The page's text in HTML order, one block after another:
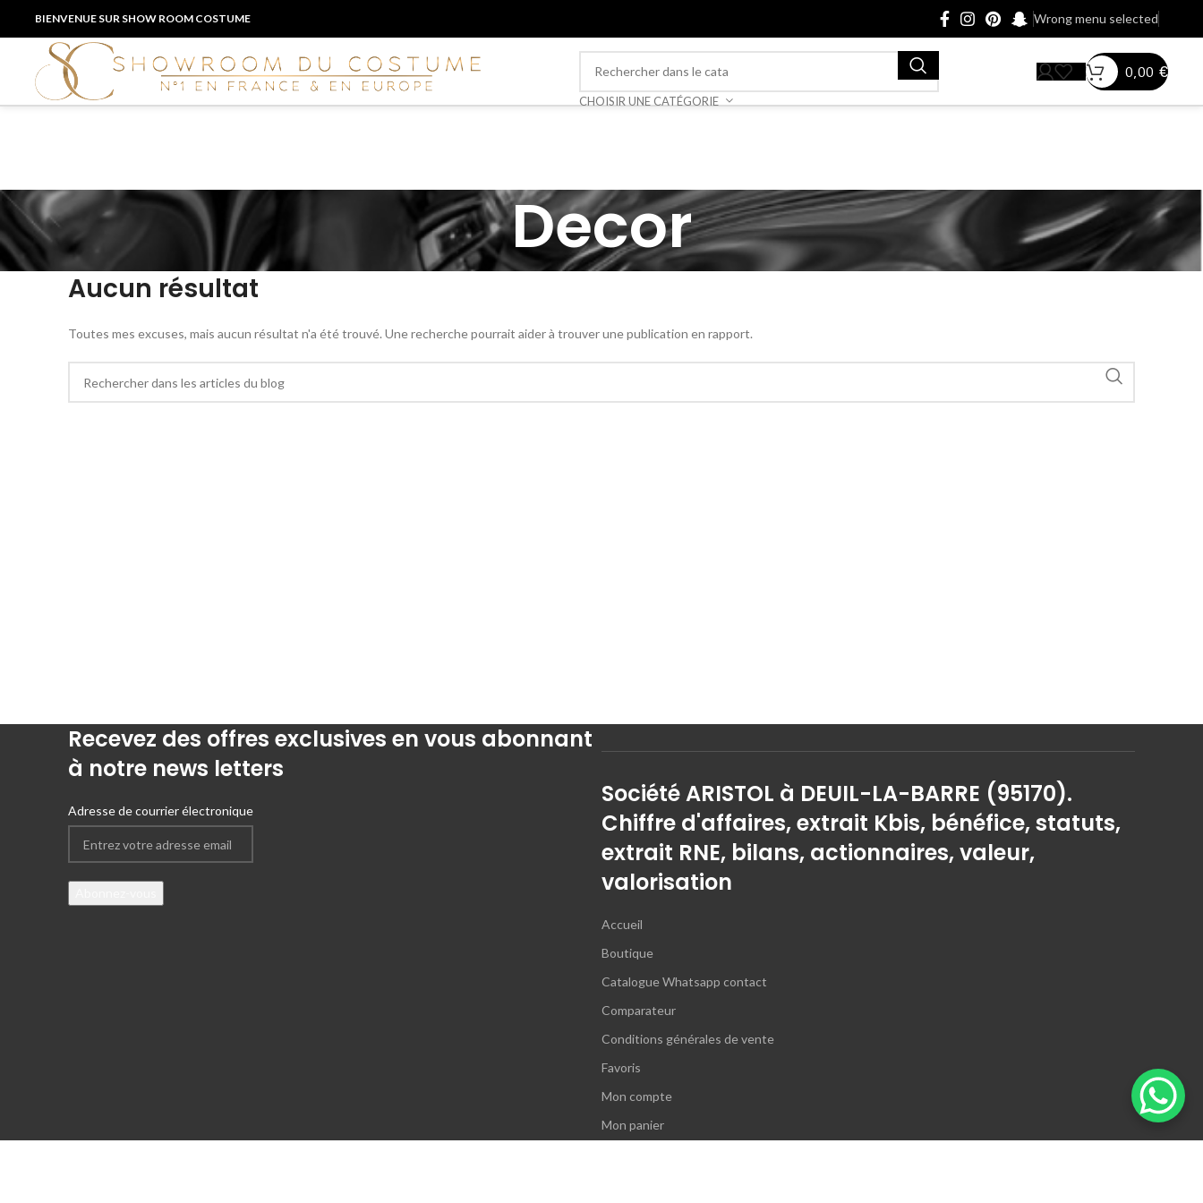
BIENVENUE SUR SHOW ROOM COSTUME Wrong menu selected
CHOISIR UNE CATÉGORIE
0,00€
Decor
Aucun résultat
Toutes mes excuses, mais aucun résultat n'a été trouvé. Une recherche pourrait aider à trouver une publication en rapport.
Recevez des offres exclusives en vous abonnant
à notre news letters
Adresse de courrier électronique
Société ARISTOL à DEUIL-LA-BARRE (95170).
Chiffre d'affaires, extrait Kbis, bénéfice, statuts,
extrait RNE, bilans, actionnaires, valeur,
valorisation
Accueil
Boutique
Catalogue Whatsapp contact
Comparateur
Conditions générales de vente
Favoris
Mon compte
Mon panier